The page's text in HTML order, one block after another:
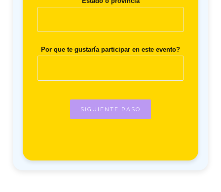
Por que te gustaría participar en este evento?